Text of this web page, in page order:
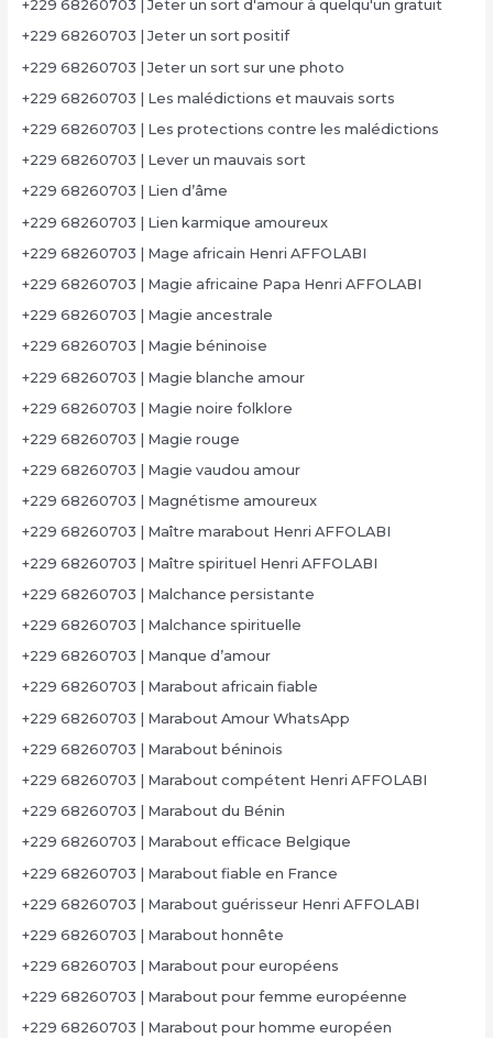
+229 68260703 | Jeter un sort d'amour à quelqu'un gratuit
+229 68260703 | Jeter un sort positif
+229 68260703 | Jeter un sort sur une photo
+229 68260703 | Les malédictions et mauvais sorts
+229 68260703 | Les protections contre les malédictions
+229 68260703 | Lever un mauvais sort
+229 68260703 | Lien d’âme
+229 68260703 | Lien karmique amoureux
+229 68260703 | Mage africain Henri AFFOLABI
+229 68260703 | Magie africaine Papa Henri AFFOLABI
+229 68260703 | Magie ancestrale
+229 68260703 | Magie béninoise
+229 68260703 | Magie blanche amour
+229 68260703 | Magie noire folklore
+229 68260703 | Magie rouge
+229 68260703 | Magie vaudou amour
+229 68260703 | Magnétisme amoureux
+229 68260703 | Maître marabout Henri AFFOLABI
+229 68260703 | Maître spirituel Henri AFFOLABI
+229 68260703 | Malchance persistante
+229 68260703 | Malchance spirituelle
+229 68260703 | Manque d’amour
+229 68260703 | Marabout africain fiable
+229 68260703 | Marabout Amour WhatsApp
+229 68260703 | Marabout béninois
+229 68260703 | Marabout compétent Henri AFFOLABI
+229 68260703 | Marabout du Bénin
+229 68260703 | Marabout efficace Belgique
+229 68260703 | Marabout fiable en France
+229 68260703 | Marabout guérisseur Henri AFFOLABI
+229 68260703 | Marabout honnête
+229 68260703 | Marabout pour européens
+229 68260703 | Marabout pour femme européenne
+229 68260703 | Marabout pour homme européen